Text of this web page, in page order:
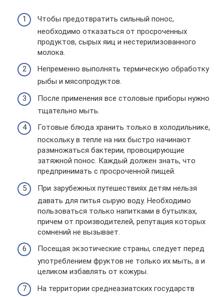
Чтобы предотвратить сильный понос,
необходимо отказаться от просроченных
продуктов, сырых яиц и нестерилизованного
молока.
Непременно выполнять термическую обработку
рыбы и мясопродуктов.
После применения все столовые приборы нужно
тщательно мыть.
Готовые блюда хранить только в холодильнике,
поскольку в тепле на них быстро начинают
размножаться бактерии, провоцирующие
затяжной понос. Каждый должен знать, что
предпринимать с просроченной пищей.
При зарубежных путешествиях детям нельзя
давать для питья сырую воду. Необходимо
пользоваться только напитками в бутылках,
причем от производителей, репутация которых
сомнений не вызывает.
Посещая экзотические страны, следует перед
употреблением фруктов не только их мыть, а и
целиком избавлять от кожуры.
На территории среднеазиатских государств